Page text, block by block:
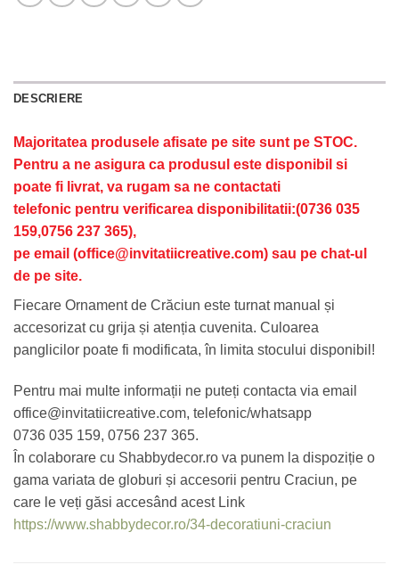
DESCRIERE
Majoritatea produsele afisate pe site sunt pe STOC.
Pentru a ne asigura ca produsul este disponibil si
poate fi livrat, va rugam sa ne contactati
telefonic pentru verificarea disponibilitatii:(0736 035
159,0756 237 365),
pe email (office@invitatiicreative.com) sau pe chat-ul
de pe site.
Fiecare Ornament de Crăciun este turnat manual și
accesorizat cu grija și atenția cuvenita. Culoarea
panglicilor poate fi modificata, în limita stocului disponibil!
Pentru mai multe informații ne puteți contacta via email
office@invitatiicreative.com, telefonic/whatsapp
0736 035 159, 0756 237 365.
În colaborare cu Shabbydecor.ro va punem la dispoziție o
gama variata de globuri și accesorii pentru Craciun, pe
care le veți găsi accesând acest Link
https://www.shabbydecor.ro/34-decoratiuni-craciun